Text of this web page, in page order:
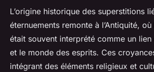
L’origine historique des superstitions
éternuements remonte à l’Antiquité, où
était souvent interprété comme un
et le monde des esprits. Ces
intégrant des éléments religieux et